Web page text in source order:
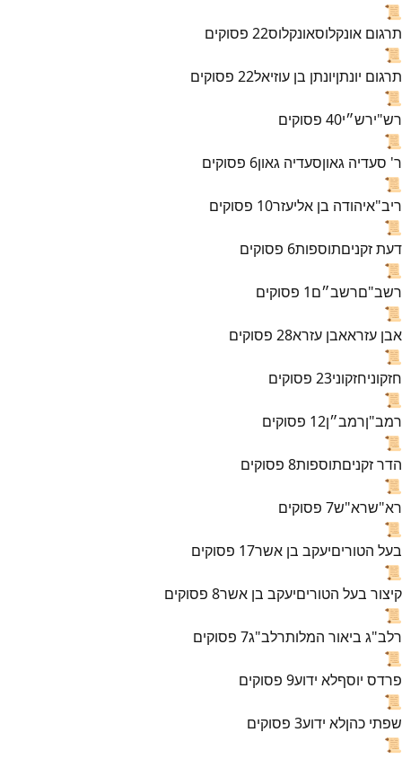
📜
תרגום אונקלוסאונקלוס22 פסוקים
📜
תרגום יונתןיונתן בן עוזיאל22 פסוקים
📜
רש"ירש״י40 פסוקים
📜
ר' סעדיה גאוןסעדיה גאון6 פסוקים
📜
ריב"איהודה בן אליעזר10 פסוקים
📜
דעת זקניםתוספות6 פסוקים
📜
רשב"םרשב״ם1 פסוקים
📜
אבן עזראאבן עזרא28 פסוקים
📜
חזקוניחזקוני23 פסוקים
📜
רמב"ןרמב״ן12 פסוקים
📜
הדר זקניםתוספות8 פסוקים
📜
רא"שרא"ש7 פסוקים
📜
בעל הטוריםיעקב בן אשר17 פסוקים
📜
קיצור בעל הטוריםיעקב בן אשר8 פסוקים
📜
רלב"ג ביאור המלותרלב"ג7 פסוקים
📜
פרדס יוסףלא ידוע9 פסוקים
📜
שפתי כהןלא ידוע3 פסוקים
📜